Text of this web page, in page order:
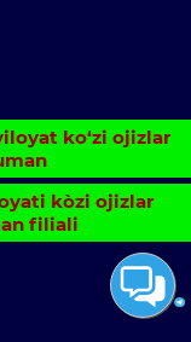
ko‘zi ojizlar
kòzi ojizlar
filiali
Chat